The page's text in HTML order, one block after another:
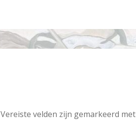
Vereiste velden zijn gemarkeerd met